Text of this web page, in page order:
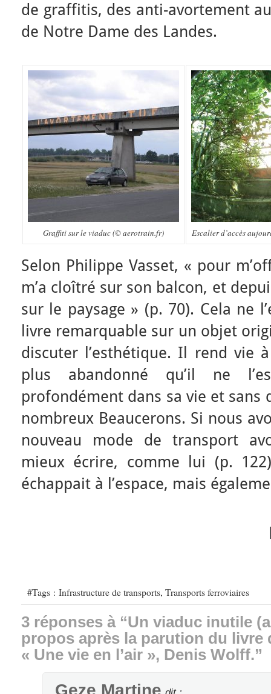
de graffitis, des anti-avortement
de Notre Dame des Landes.
Graffiti sur le viaduc (© aerotrain.fr) Escalier d’accès
Selon Philippe Vasset, « pour
m’a cloîtré sur son balcon, et
sur le paysage » (p. 70). Cela ne
livre remarquable sur un objet
discuter l’esthétique. Il rend vie
plus abandonné qu’il ne
profondément dans sa vie et sans
nombreux Beaucerons. Si nous
nouveau mode de transport
mieux écrire, comme lui (p.
échappait à l’espace, mais
#Tags : Infrastructure de transports, Transports ferroviaires
3 réponses à “Un viaduc inutile
propos après la parution du livre
« Une vie en l’air », Denis Wolff.”
Geze Martine